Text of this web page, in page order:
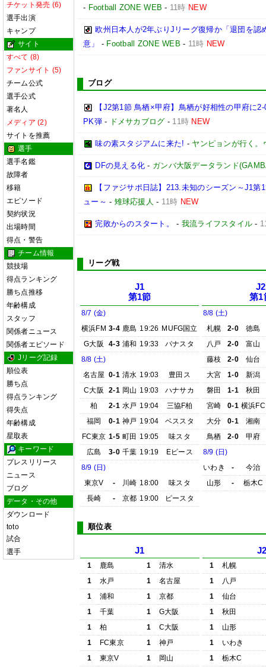
チケット発売 (6)
選手出演
キャンプ
サイト
すべて (8)
ファンサイト (5)
チーム公式
選手公式
著名人
メディア (2)
サイトを推薦
選手
選手名鑑
故障者
移籍
エピソード
契約状況
出場時間
得点・警告
チーム情報
競技場
得点ランキング
勝ち点推移
年齢構成
スタッフ
関係者ニュース
関係者エピソード
Jリーグ記録
順位表
勝ち点
得点ランキング
得失点
年齢構成
星取表
キーワード
プレスリリース
ニュース
ブログ
データ・その他
ダウンロード
toto
試合
選手
- Football ZONE WEB - 11時 NEW
欧州日本人が2年ぶりJリーグ復帰か「退団を
意」
- Football ZONE WEB - 11時 NEW
ブログ
【J2第1節 鳥栖×甲府】鳥栖が好相性の甲府に
PK弾- ドメサカブログ - 11時 NEW
味の素スタジアムに来た! - ヤンピョンが行く
DFの見える化 - ガンバ大阪データランド
【ファジサポ日誌】213.未知のシーズン～J1
ュー～ - 雉球応援人 - 11時 NEW
完敗からのスタート。 - 我流ライフスタイル -
リーグ戦
J1
第1節
8/7 (金)
横浜FM 3-4 鹿島 19:26 MUFG国立
G大阪
4-3 浦和 19:33
パナスタ
8/8 (土)
名古屋 0-1 清水 19:03
豊田ス
C大阪
2-1 岡山 19:03
ハナサカ
柏
2-1 水戸 19:04
三協F柏
福岡
0-1 神戸 19:04
ベススタ
FC東京 1-5 町田 19:05
味スタ
広島
3-0 千葉 19:19
Eピース
8/9 (日)
東京V
- 川崎 18:00
味スタ
長崎
- 京都 19:00 ピースタ
J2
第1
8/8 (土)
札幌
2-0
徳島
八戸
2-0
富山
藤枝
2-0
仙台
大宮
1-0
新潟
磐田
1-1
秋田
宮崎
0-1 横浜FC
大分
0-1
湘南
鳥栖
2-0
甲府
8/9 (日)
いわき
-
今治
山形
- 栃木C
順位表
J1
1 鹿島 1
清水
1
水戸 1
名古屋
1
浦和 1
京都
1
千葉 1
G大阪
1
柏 1
C大阪
1
FC東京 1
神戸
1
東京V 1
岡山
1
札幌
1
八戸
1
仙台
1
秋田
1
山形
1
いわき
1
栃木C